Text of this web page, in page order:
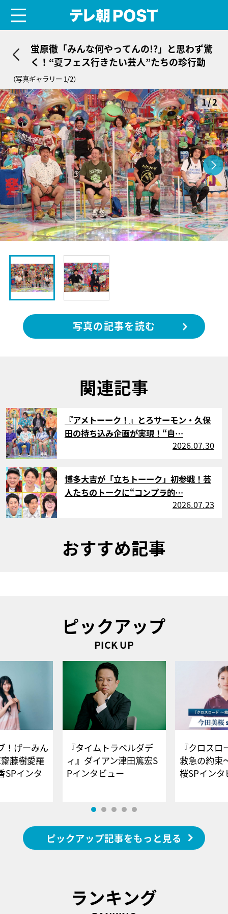
蛍原徹「みんな何やってんの!?」と思わず驚
く！“夏フェス行きたい芸人”たちの珍行動
（写真ギャラリー 1/2）
1/2
写真の記事を読む
関連記事
サムネイル
『アメトーーク！』とろサーモン・久保
田の持ち込み企画が実現！“自…
2026.07.30
サムネイル
博多大吉が「立ちトーーク」初参戦！芸
人たちのトークに“コンプラ的…
2026.07.23
おすすめ記事
ピックアップ
PICK UP
！げーみん
藤樹愛羅
SPインタ
『タイムトラベルダデ
ィ』ダイアン津田篤宏S
Pインタビュー
『クロス
救急の約束
桜SPイ
ピックアップ記事をもっと見る
ランキング